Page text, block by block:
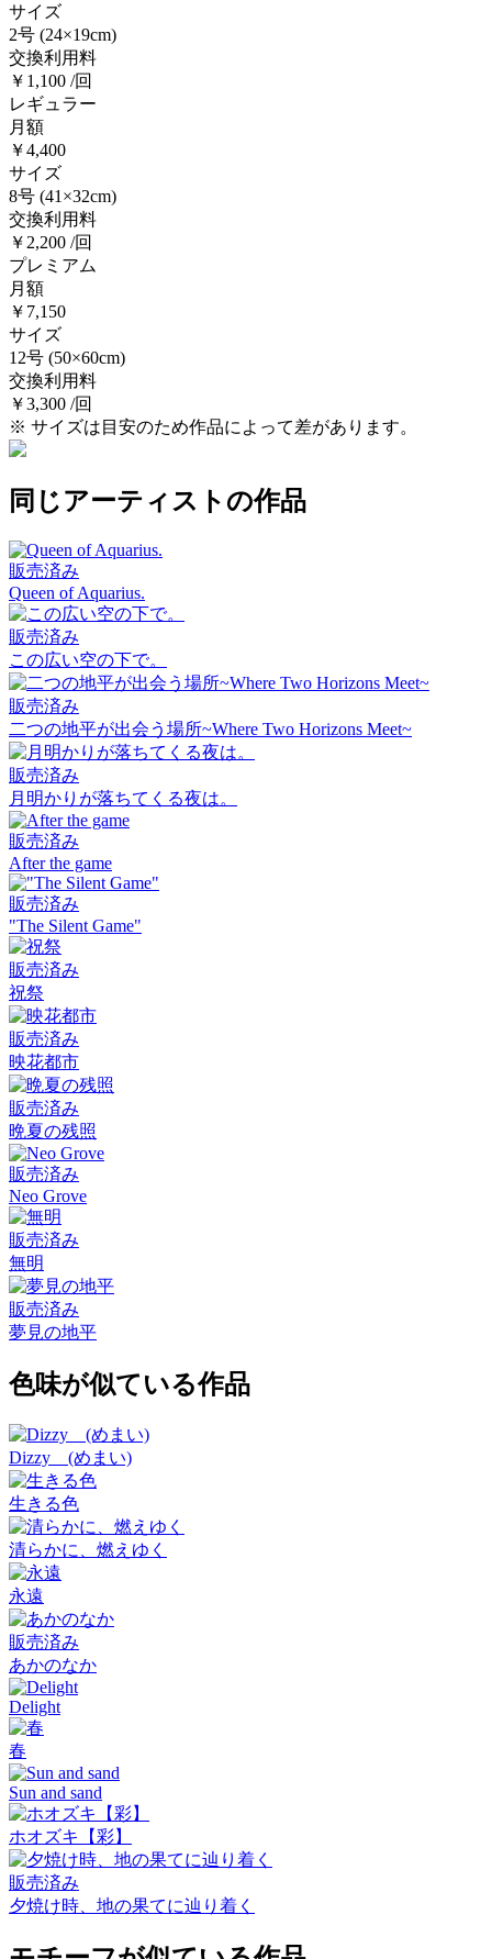
サイズ
2号 (24×19cm)
交換利用料
￥1,100 /回
レギュラー
月額
￥4,400
サイズ
8号 (41×32cm)
交換利用料
￥2,200 /回
プレミアム
月額
￥7,150
サイズ
12号 (50×60cm)
交換利用料
￥3,300 /回
※ サイズは目安のため作品によって差があります。
同じアーティストの作品
販売済み
Queen of Aquarius.
販売済み
この広い空の下で。
販売済み
二つの地平が出会う場所~Where Two Horizons Meet~
販売済み
月明かりが落ちてくる夜は。
販売済み
After the game
販売済み
"The Silent Game"
販売済み
祝祭
販売済み
映花都市
販売済み
晩夏の残照
販売済み
Neo Grove
販売済み
無明
販売済み
夢見の地平
色味が似ている作品
Dizzy (めまい)
生きる色
清らかに、燃えゆく
永遠
販売済み
あかのなか
Delight
春
Sun and sand
ホオズキ【彩】
販売済み
夕焼け時、地の果てに辿り着く